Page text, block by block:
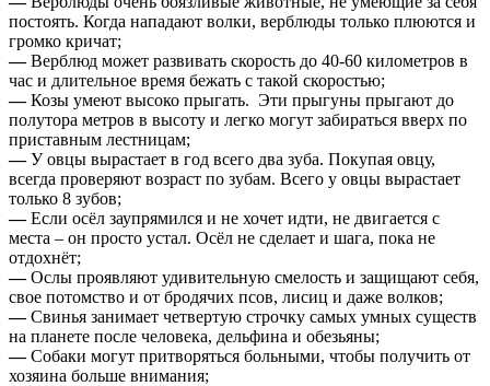
постоять. Когда нападают волки, верблюды только плюются и
громко кричат;
—Верблюд может развивать скорость до 40-60 километров в
час и длительное время бежать с такой скоростью;
—Козы умеют высоко прыгать. Эти прыгуны прыгают до
полутора метров в высоту и легко могут забираться вверх по
приставным лестницам;
—У овцы вырастает в год всего два зуба. Покупая овцу,
всегда проверяют возраст по зубам. Всего у овцы вырастает
только 8 зубов;
—Если осёл заупрямился и не хочет идти, не двигается с
места – он просто устал. Осёл не сделает и шага, пока не
отдохнёт;
—Ослы проявляют удивительную смелость и защищают себя,
свое потомство и от бродячих псов, лисиц и даже волков;
—Свинья занимает четвертую строчку самых умных существ
на планете после человека, дельфина и обезьяны;
—Собаки могут притворяться больными, чтобы получить от
хозяина больше внимания;